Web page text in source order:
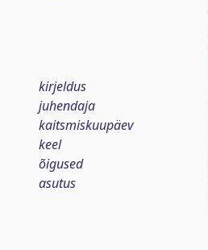
kirjeldus
juhendaja
kaitsmiskuupäev
keel
õigused
asutus